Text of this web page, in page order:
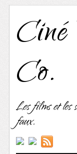
Co.
Les films et les
faux.